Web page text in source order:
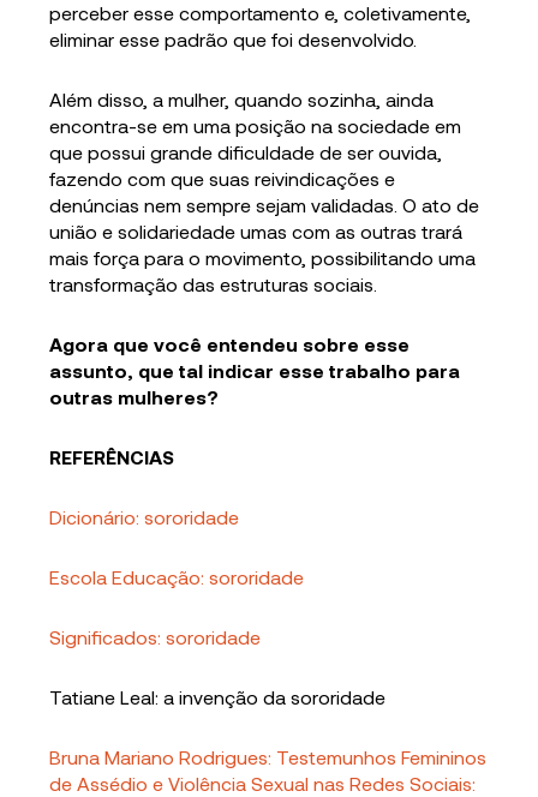
perceber esse comportamento e, coletivamente,
eliminar esse padrão que foi desenvolvido.
Além disso, a mulher, quando sozinha, ainda
encontra-se em uma posição na sociedade em
que possui grande dificuldade de ser ouvida,
fazendo com que suas reivindicações e
denúncias nem sempre sejam validadas. O ato de
união e solidariedade umas com as outras trará
mais força para o movimento, possibilitando uma
transformação das estruturas sociais.
Agora que você entendeu sobre esse
assunto, que tal indicar esse trabalho para
outras mulheres?
REFERÊNCIAS
Dicionário: sororidade
Escola Educação: sororidade
Significados: sororidade
Tatiane Leal: a invenção da sororidade
Bruna Mariano Rodrigues: Testemunhos Femininos
de Assédio e Violência Sexual nas Redes Sociais: